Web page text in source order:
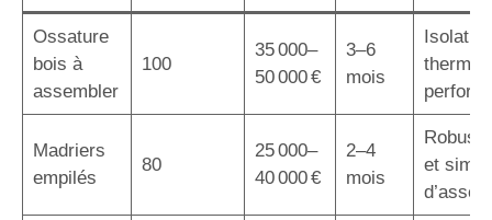
Ossature
bois à
assembler
100
35 000–
50 000 €
3–6
mois
Isolation
Madriers
empilés
80
25 000–
40 000 €
2–4
mois
et